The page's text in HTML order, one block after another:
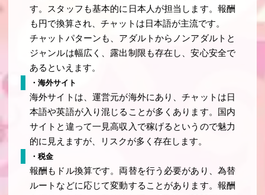
す。スタッフも基本的に日本人が担当します。報酬
も円で換算され、チャットは日本語が主流です。
チャットパターンも、アダルトからノンアダルトと
ジャンルは幅広く、露出制限も存在し、安心安全で
あるといえます。
・海外サイト
海外サイトは、運営元が海外にあり、チャットは日
本語や英語が入り混じることが多くあります。国内
サイトと違って一見高収入で稼げるというので魅力
的に見えますが、リスクが多く存在します。
・税金
報酬もドル換算です。両替を行う必要があり、為替
ルートなどに応じて変動することがあります。報酬